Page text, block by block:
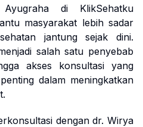
di KlikSehatku
masyarakat lebih sadar
jantung sejak dini.
salah satu penyebab
akses konsultasi yang
dalam meningkatkan
dengan dr. Wirya